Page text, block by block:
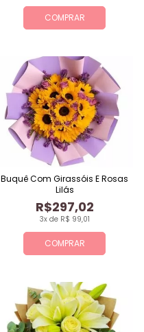
COMPRAR
COMPRAR
3x de R$ 99,01
R$297,02
Buquê Com Girassóis E Rosas
Lilás